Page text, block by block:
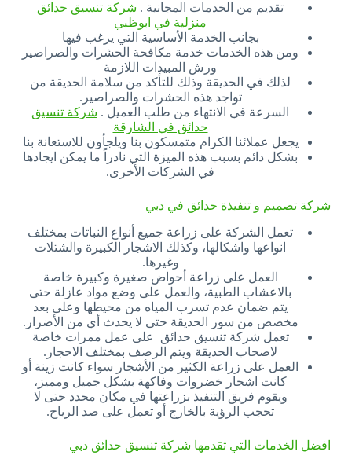
تقديم من الخدمات المجانية . شركة تنسيق حدائق
منزلية في ابوظبي
بجانب الخدمة الأساسية التي يرغب فيها
ومن هذه الخدمات خدمة مكافحة الحشرات والصراصير
ورش المبيدات اللازمة
لذلك في الحديقة وذلك للتأكد من سلامة الحديقة من
تواجد هذه الحشرات والصراصير.
السرعة في الانتهاء من طلب العميل . شركة تنسيق
حدائق في الشارقة
يجعل عملائنا الكرام متمسكون بنا ويلجأون للاستعانة بنا
بشكل دائم بسبب هذه الميزة التي نادراً ما يمكن ايجادها
في الشركات الأخرى.
شركة تصميم و تنفيذة حدائق في دبي
تعمل الشركة على زراعة جميع أنواع النباتات بمختلف
انواعها واشكالها، وكذلك الاشجار الكبيرة والشتلات
وغيرها.
العمل على زراعة أحواض صغيرة وكبيرة خاصة
بالاعشاب الطبية، والعمل على وضع مواد عازلة حتى
يتم ضمان عدم تسرب المياه من محيطها وعلى بعد
مخصص من سور الحديقة حتى لا يحدث أي من الأضرار.
تعمل شركة تنسيق حدائق على عمل ممرات خاصة
لاصحاب الحديقة ويتم الرصف بمختلف الاحجار.
العمل على زراعة الكثير من الأشجار سواء كانت زينة أو
كانت اشجار خضروات وفاكهة بشكل جميل ومميز،
ويقوم فريق التنفيذ بزراعتها في مكان محدد حتى لا
تحجب الرؤية بالخارج أو تعمل على صد الرياح.
افضل الخدمات التي تقدمها شركة تنسيق حدائق دبي